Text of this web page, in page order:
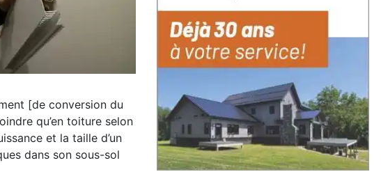
[de conversion du
qu’en toiture selon
et la taille d’un
dans son sous-sol